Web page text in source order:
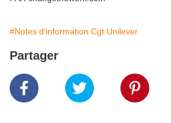
#Notes d'information Cgt Unilever
Partager